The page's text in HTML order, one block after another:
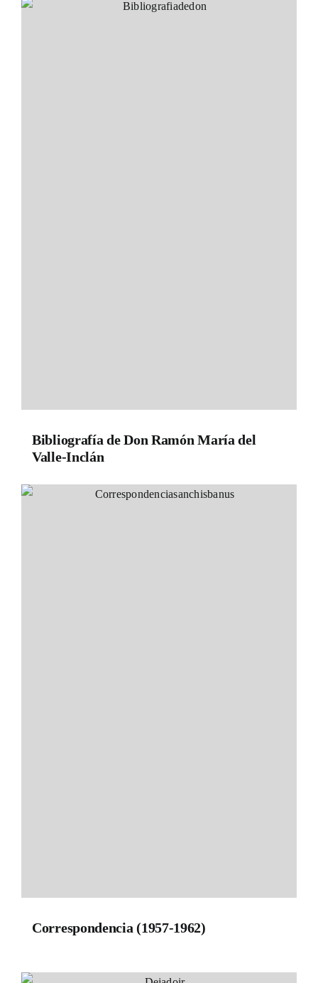
Bibliografía de Don Ramón María del
Valle-Inclán
Correspondencia (1957-1962)